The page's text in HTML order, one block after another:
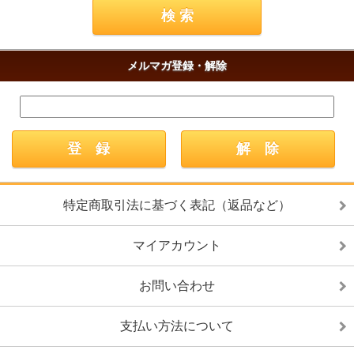
メルマガ登録・解除
特定商取引法に基づく表記（返品など）
マイアカウント
お問い合わせ
支払い方法について